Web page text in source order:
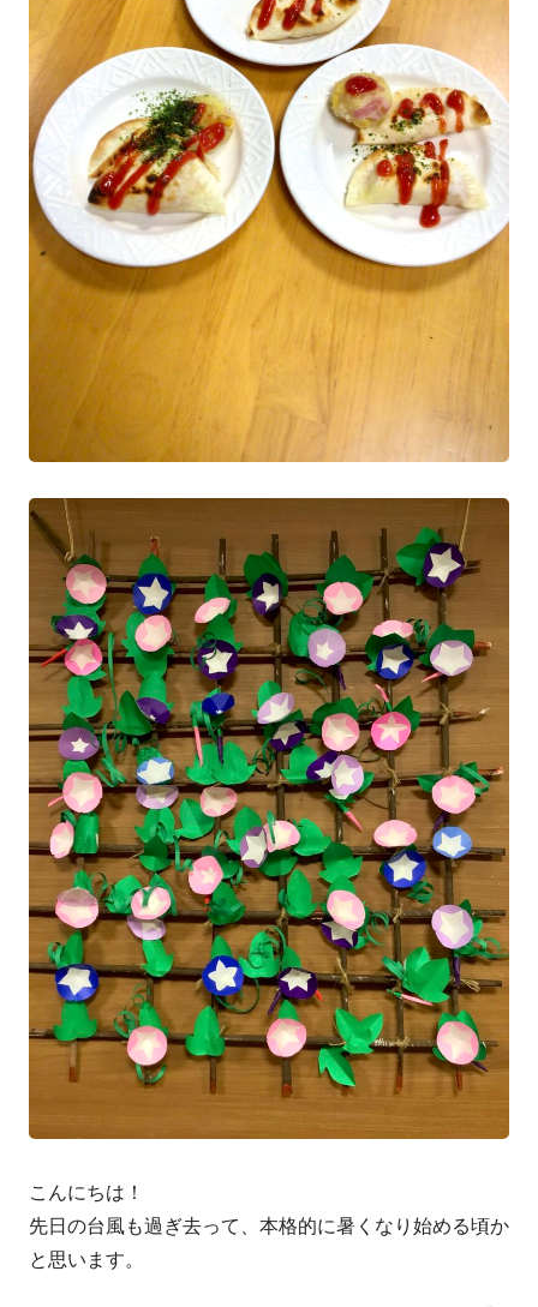
こんにちは！
先日の台風も過ぎ去って、本格的に暑くなり始める頃か
と思います。